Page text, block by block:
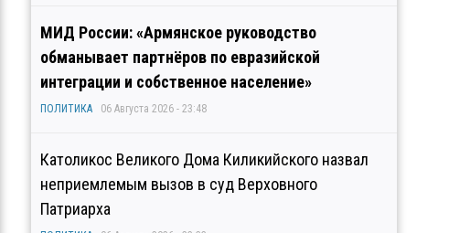
МИД России: «Армянское руководство
обманывает партнёров по евразийской
интеграции и собственное население»
ПОЛИТИКА 06 Августа 2026 - 23:48
Католикос Великого Дома Киликийского назвал
неприемлемым вызов в суд Верховного
Патриарха